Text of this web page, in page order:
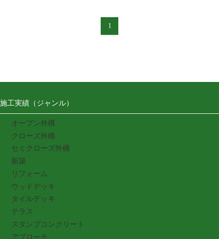
1
施工実績（ジャンル）
オープン外構
クローズ外構
セミクローズ外構
新築
リフォーム
ウッドデッキ
タイルデッキ
テラス
スタンプコンクリート
アプローチ